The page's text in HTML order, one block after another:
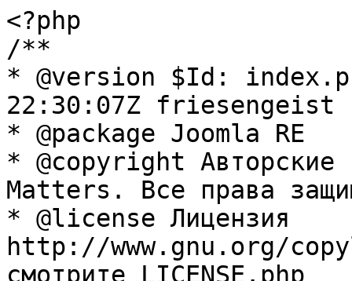
<?php
/**
* @version $Id:
22:30:07Z friesengeist
* @package Joomla RE
* @copyright Авторские
Matters. Все права
* @license Лицензия
http://www.gnu.org/
смотрите LICENSE.php